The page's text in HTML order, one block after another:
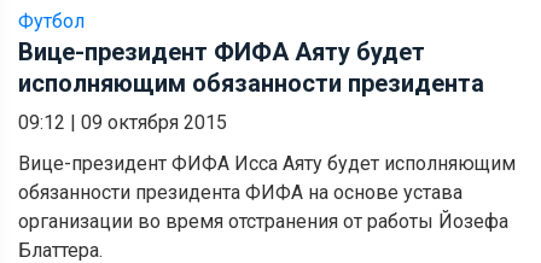
Футбол
Вице-президент ФИФА Аяту будет
исполняющим обязанности президента
09:12 | 09 октября 2015
Вице-президент ФИФА Исса Аяту будет исполняющим
обязанности президента ФИФА на основе устава
организации во время отстранения от работы Йозефа
Блаттера.